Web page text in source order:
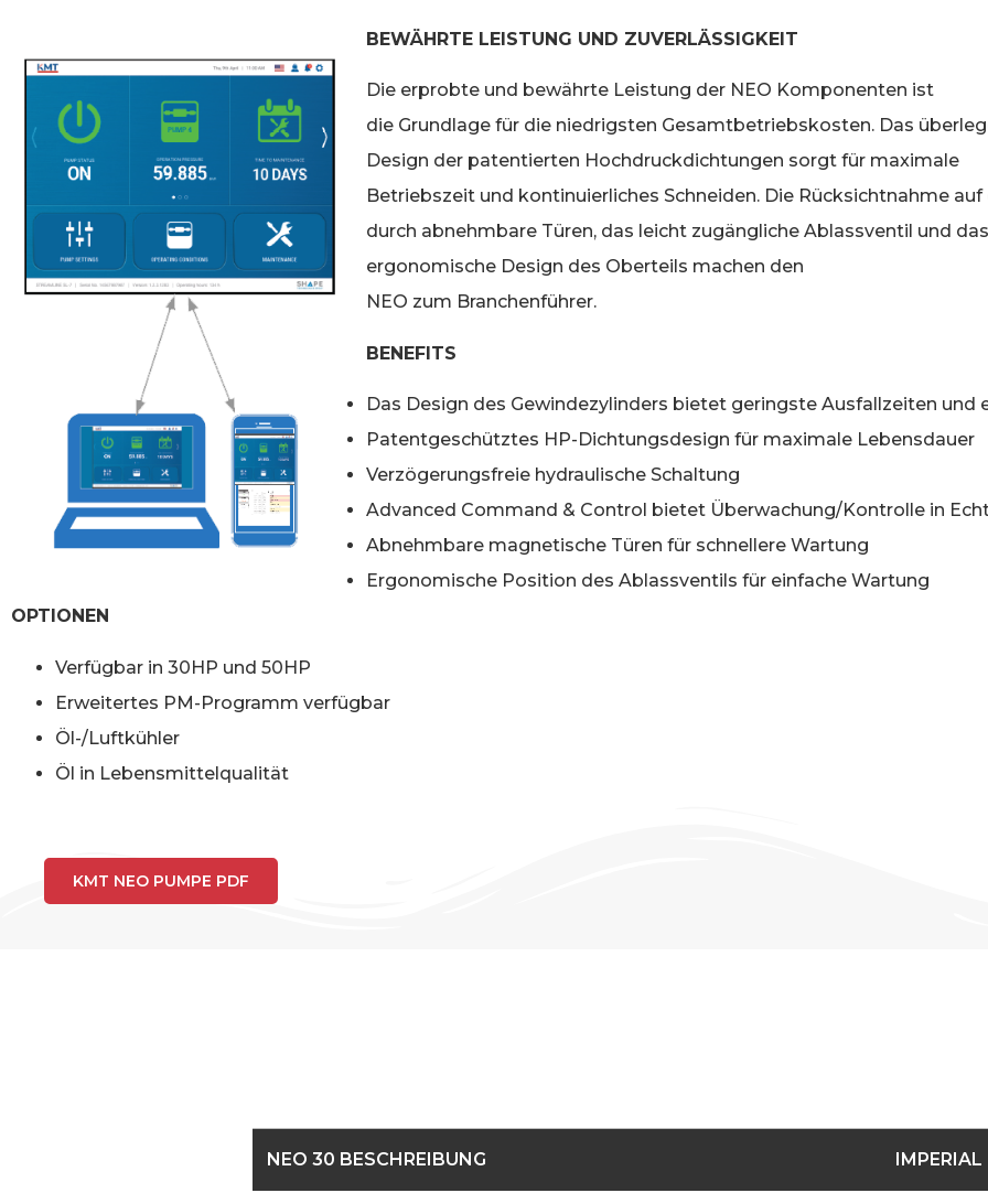
BEWÄHRTE LEISTUNG UND ZUVERLÄSSIGKEIT
Die erprobte und bewährte Leistung der NEO Komponenten ist
die Grundlage für die niedrigsten Gesamtbetriebskosten. Das
Design der patentierten Hochdruckdichtungen sorgt für maximale
Betriebszeit und kontinuierliches Schneiden. Die Rücksichtnahme
durch abnehmbare Türen, das leicht zugängliche Ablassventil und das
ergonomische Design des Oberteils machen den
NEO zum Branchenführer.
BENEFITS
Das Design des Gewindezylinders bietet geringste Ausfallzeiten und
Patentgeschütztes HP-Dichtungsdesign für maximale Lebensdauer
Verzögerungsfreie hydraulische Schaltung
Advanced Command & Control bietet Überwachung/Kontrolle in
Abnehmbare magnetische Türen für schnellere Wartung
Ergonomische Position des Ablassventils für einfache Wartung
OPTIONEN
Verfügbar in 30HP und 50HP
Erweitertes PM-Programm verfügbar
Öl-/Luftkühler
Öl in Lebensmittelqualität
KMT NEO PUMPE PDF
NEO 30 BESCHREIBUNG IMPERIAL